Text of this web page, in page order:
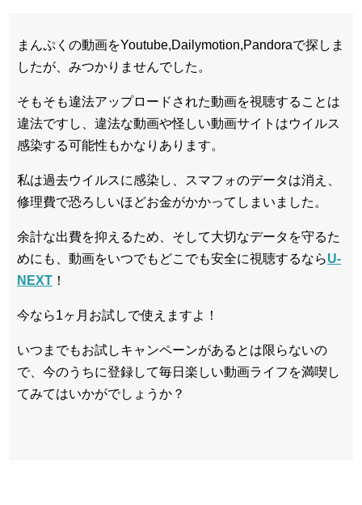
まんぷくの動画をYoutube,Dailymotion,Pandoraで探しま
したが、みつかりませんでした。
そもそも違法アップロードされた動画を視聴することは
違法ですし、違法な動画や怪しい動画サイトはウイルス
感染する可能性もかなりあります。
私は過去ウイルスに感染し、スマフォのデータは消え、
修理費で恐ろしいほどお金がかかってしまいました。
余計な出費を抑えるため、そして大切なデータを守るた
めにも、動画をいつでもどこでも安全に視聴するならU-
NEXT ！
今なら1ヶ月お試しで使えますよ！
いつまでもお試しキャンペーンがあるとは限らないの
で、今のうちに登録して毎日楽しい動画ライフを満喫し
てみてはいかがでしょうか？